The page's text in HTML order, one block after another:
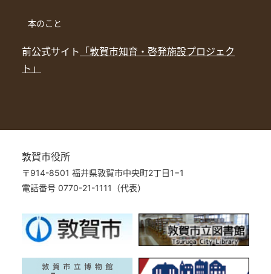
本のこと
前公式サイト 「敦賀市知育・啓発施設プロジェク
ト」
敦賀市役所
〒914-8501 福井県敦賀市中央町2丁目1−1
電話番号 0770-21-1111（代表）